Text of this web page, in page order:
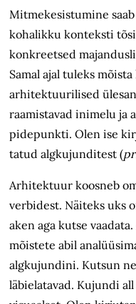
Mitmekesistumine
kohalikku konteksti
konkreetsed
Samal ajal tuleks
arhitektuurilised
raamistavad inimelu ja
pidepunkti. Olen ise
tatud algkujunditest (
Arhitektuur koosneb
verbidest. Näiteks uks
aken aga kutse
mõistete abil
algkujundini. Kutsun
läbielatavad. Kujundi